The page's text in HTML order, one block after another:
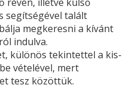
segítségével talált
megkeresni a kívánt
indulva.
különös tekintettel a kis-
vételével, mert
tesz közöttük.